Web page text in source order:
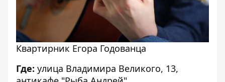
Квартирник Егора Годованца
Где: улица Владимира Великого, 13,